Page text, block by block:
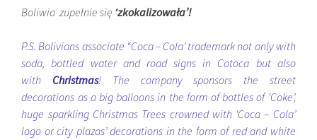
Boliwia zupełnie się ‘zkokalizowała’!
P.S. Bolivians associate “Coca – Cola’ trademark not only with
soda, bottled water and road signs in Cotoca but also
with Christmas! The company sponsors the street
decorations as a big balloons in the form of bottles of ‘Coke’,
huge sparkling Christmas Trees crowned with ‘Coca – Cola’
logo or city plazas’ decorations in the form of red and white